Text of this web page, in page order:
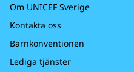
Om UNICEF Sverige
Kontakta oss
Barnkonventionen
Lediga tjänster